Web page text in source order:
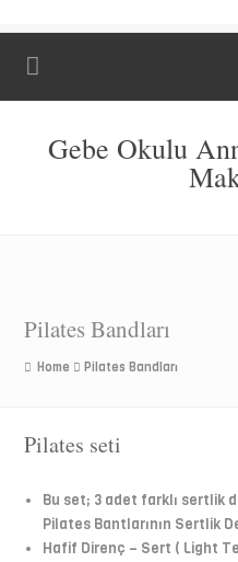
Gebe Okulu
Pilates Bandları
Home Pilates Bandları
Pilates seti
Bu set; 3 adet farklı sertlik
Pilates Bantlarının Sertlik
Hafif Direnç – Sert ( Light